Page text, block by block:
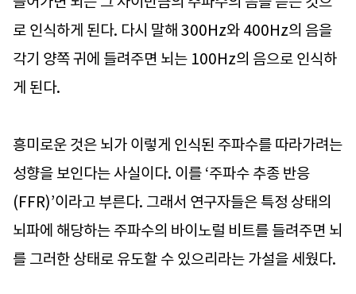
로 인식하게 된다. 다시 말해 300Hz와 400Hz의 음을
각기 양쪽 귀에 들려주면 뇌는 100Hz의 음으로 인식하
게 된다.
흥미로운 것은 뇌가 이렇게 인식된 주파수를 따라가려는
성향을 보인다는 사실이다. 이를 ‘주파수 추종 반응
(FFR)’이라고 부른다. 그래서 연구자들은 특정 상태의
뇌파에 해당하는 주파수의 바이노럴 비트를 들려주면 뇌
를 그러한 상태로 유도할 수 있으리라는 가설을 세웠다.